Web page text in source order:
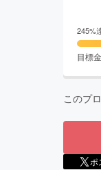
245%
目標
このプ
ポ